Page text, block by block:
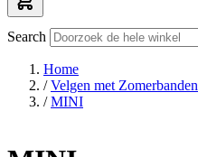
Search
Home
/ Velgen met Zomerbanden
/ MINI